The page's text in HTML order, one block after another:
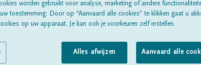
Alle rouwberichten Over ons
worden gebruikt voor analyse, marketing of andere
toestemming. Door op “Aanvaard alle cookies” te klikken gaat u
op uw apparaat. Je kan ook je voorkeuren zelf instellen.
Alles afwijzen Aanvaard alle